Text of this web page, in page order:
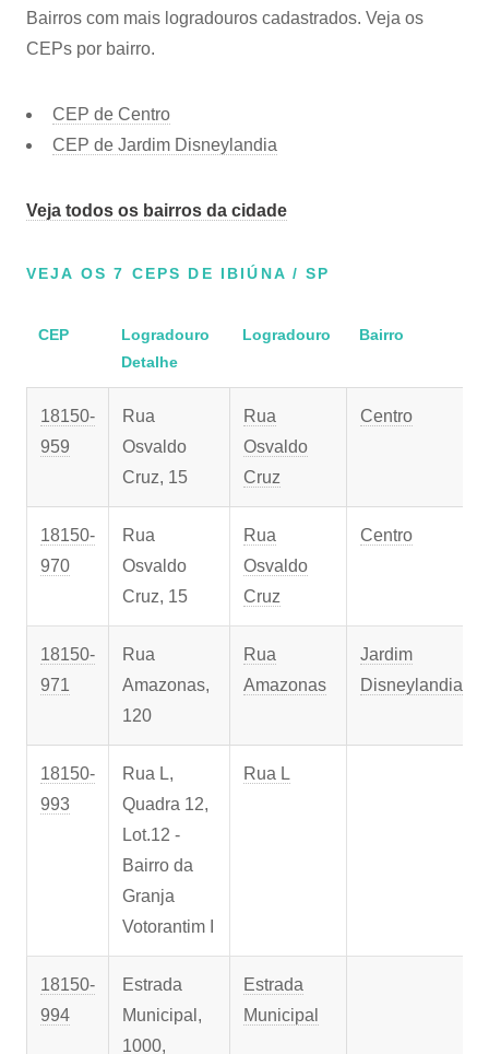
Bairros com mais logradouros cadastrados. Veja os
CEPs por bairro.
CEP de Centro
CEP de Jardim Disneylandia
Veja todos os bairros da cidade
VEJA OS 7 CEPS DE IBIÚNA / SP
CEP
Logradouro
Detalhe
Logradouro Bairro
18150-
959
Rua
Osvaldo
Cruz, 15
Rua
Osvaldo
Cruz
Centro
18150-
970
Rua
Osvaldo
Cruz, 15
Rua
Osvaldo
Cruz
Centro
18150-
971
Rua
Amazonas,
120
Rua
Amazonas
Jardim
Disneylandia
18150-
993
Rua L,
Quadra 12,
Lot.12 -
Bairro da
Granja
Votorantim I
Rua L
18150-
994
Estrada
Municipal,
1000,
Estrada
Municipal